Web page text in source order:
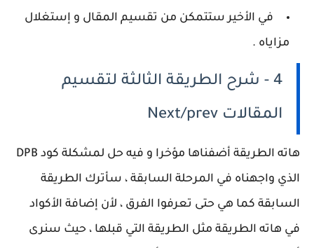
في الأخير ستتمكن من تقسيم المقال و إستغلال
مزاياه .
4 - شرح الطريقة الثالثة لتقسيم
المقالات Next/prev
هاته الطريقة أضفناها مؤخرا و فيه حل لمشكلة كود DPB
الذي واجهناه في المرحلة السابقة ، سأترك الطريقة
السابقة كما هي حتى تعرفوا الفرق ، لأن إضافة الأكواد
في هاته الطريقة مثل الطريقة التي قبلها ، حيث سنرى